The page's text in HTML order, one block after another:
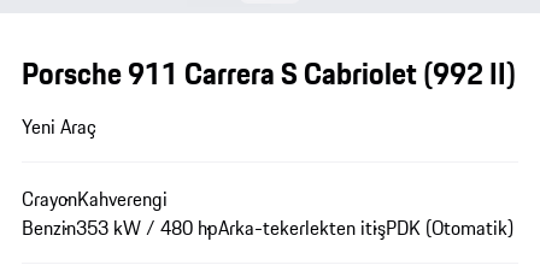
Porsche 911 Carrera S Cabriolet(992 II)
Yeni Araç
CrayonKahverengi
Benzin353 kW / 480 hpArka-tekerlekten itişPDK (Otomatik)